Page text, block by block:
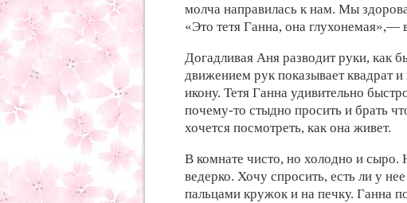
молча направилась к нам. Мы
«Это тетя Ганна, она глухонемая»,—
Догадливая Аня разводит руки, как
движением рук показывает квадрат
икону. Тетя Ганна удивительно
почему-то стыдно просить и брать
хочется посмотреть, как она живет.
В комнате чисто, но холодно и сыро.
ведерко. Хочу спросить, есть ли у
пальцами кружок и на печку. Ганна